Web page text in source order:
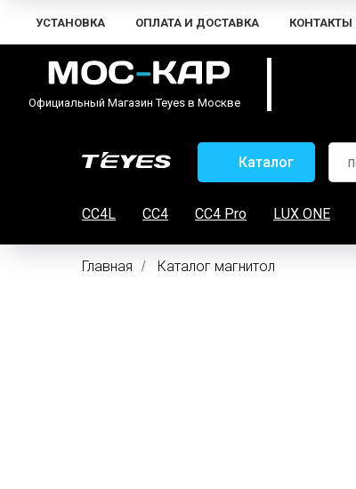
УСТАНОВКА ОПЛАТА И ДОСТАВКА КОНТАКТЫ
Официальный Магазин Teyes в Москве
Каталог
CC4L CC4 CC4 Pro LUX ONE
Главная / Каталог магнитол